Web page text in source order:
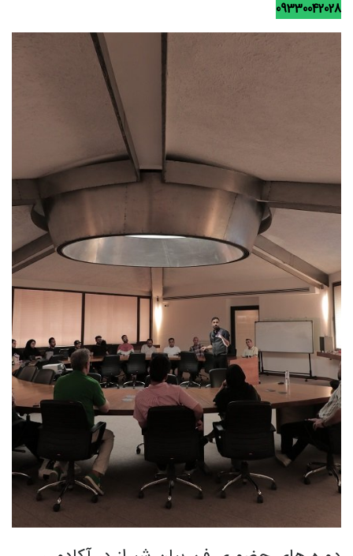
09330042028